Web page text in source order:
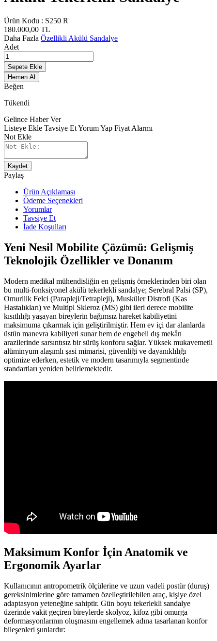
Ürün Kodu : S250 R
180.000,00 TL
Daha Fazla Özellikli Akülü Sandalye
Adet
Sepete Ekle
Hemen Al
Beğen
Tükendi
Gelince Haber Ver
Listeye Ekle Tavsiye EtYorum Yap Fiyat Alarmı
Not Ekle
Kaydet
Paylaş
Ürün Açıklaması
Ödeme Seçenekleri
Yorumlar
Tavsiye Et
İade Koşulları
Yeni Nesil Mobilite Çözümü: Gelişmiş
Teknolojik Özellikler ve Donanım
Modern medikal mühendisliğin en gelişmiş örneklerinden biri olan
bu multi-fonksiyonel akülü tekerlekli sandalye; Serebral Palsi (SP),
Omurilik Felci (Parapleji/Tetrapleji), Musküler Distrofi (Kas
Hastalıkları) ve Multipl Skleroz (MS) gibi ileri derece mobilite
kısıtlılığı yaşayan bireylerin bağımsız hareket kabiliyetini
maksimuma çıkarmak için geliştirilmiştir. Hem ev içi dar alanlarda
üstün manevra kabiliyeti sunar hem de engebeli dış mekân
arazilerinde sarsıntısız bir sürüş konforu sağlar. Yüksek mukavemetli
alüminyum alaşımlı şasi mimarisi, güvenliği ve dayanıklılığı
optimize ederken, estetik ve modern tasarımıyla segmentinde
standartları yeniden belirlemektedir.
Maksimum Konfor İçin Anatomik ve
Ergonomik Ayarlar
Kullanıcının antropometrik ölçülerine ve uzun vadeli postür (duruş)
gereksinimlerine göre tamamen özelleştirilebilen araç, kişiye özel
adaptasyon yeteneğine sahiptir. Gün boyu tekerlekli sandalye
üzerinde vakit geçiren bireylerde skolyoz, kifoz gibi omurga
deformasyonlarının oluşmasını engellemek adına tasarlanan konfor
bileşenleri şunlardır: